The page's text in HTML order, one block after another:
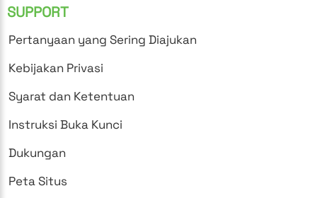
SUPPORT
Pertanyaan yang Sering Diajukan
Kebijakan Privasi
Syarat dan Ketentuan
Instruksi Buka Kunci
Dukungan
Peta Situs